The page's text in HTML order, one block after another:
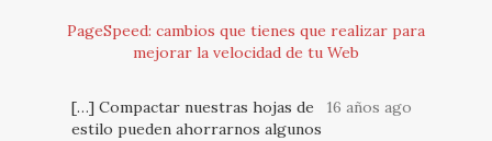
PageSpeed: cambios que tienes que realizar para
mejorar la velocidad de tu Web
16 años ago
[…] Compactar nuestras hojas de
estilo pueden ahorrarnos algunos